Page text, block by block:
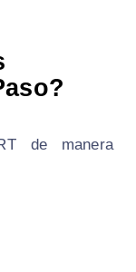
de manera